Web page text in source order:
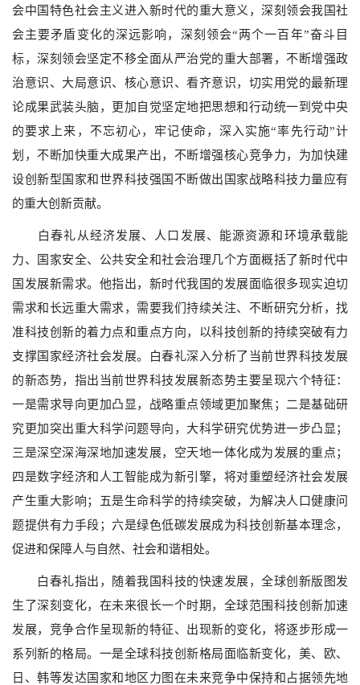
会中国特色社会主义进入新时代的重大意义，深刻领会我国社
会主要矛盾变化的深远影响，深刻领会“两个一百年”奋斗目
标，深刻领会坚定不移全面从严治党的重大部署，不断增强政
治意识、大局意识、核心意识、看齐意识，切实用党的最新理
论成果武装头脑，更加自觉坚定地把思想和行动统一到党中央
的要求上来，不忘初心，牢记使命，深入实施“率先行动”计
划，不断加快重大成果产出，不断增强核心竞争力，为加快建
设创新型国家和世界科技强国不断做出国家战略科技力量应有
的重大创新贡献。
白春礼从经济发展、人口发展、能源资源和环境承载能
力、国家安全、公共安全和社会治理几个方面概括了新时代中
国发展新需求。他指出，新时代我国的发展面临很多现实迫切
需求和长远重大需求，需要我们持续关注、不断研究分析，找
准科技创新的着力点和重点方向，以科技创新的持续突破有力
支撑国家经济社会发展。白春礼深入分析了当前世界科技发展
的新态势，指出当前世界科技发展新态势主要呈现六个特征：
一是需求导向更加凸显，战略重点领域更加聚焦；二是基础研
究更加突出重大科学问题导向，大科学研究优势进一步凸显；
三是深空深海深地加速发展，空天地一体化成为发展的重点；
四是数字经济和人工智能成为新引擎，将对重塑经济社会发展
产生重大影响；五是生命科学的持续突破，为解决人口健康问
题提供有力手段；六是绿色低碳发展成为科技创新基本理念，
促进和保障人与自然、社会和谐相处。
白春礼指出，随着我国科技的快速发展，全球创新版图发
生了深刻变化，在未来很长一个时期，全球范围科技创新加速
发展，竞争合作呈现新的特征、出现新的变化，将逐步形成一
系列新的格局。一是全球科技创新格局面临新变化，美、欧、
日、韩等发达国家和地区力图在未来竞争中保持和占据领先地